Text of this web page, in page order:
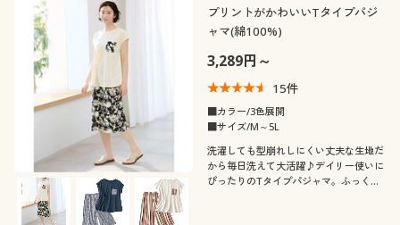
プリントがかわいいTタイプパジ
ャマ(綿100%)
3,289円～
15件
■カラー/3色展開
■サイズ/M～5L
洗濯しても型崩れしにくい丈夫な生地だ
から毎日洗えて大活躍♪デイリー使いに
ぴったりのTタイプパジャマ。ふっくら